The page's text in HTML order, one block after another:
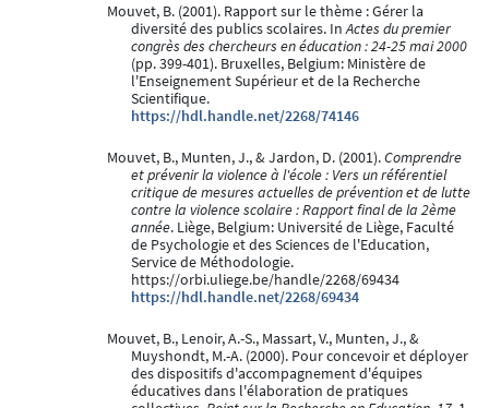
Mouvet, B. (2001). Rapport sur le thème : Gérer la
diversité des publics scolaires. InActes du premier
congrès des chercheurs en éducation : 24-25 mai 2000
(pp. 399-401). Bruxelles, Belgium: Ministère de
l'Enseignement Supérieur et de la Recherche
Scientifique.
https://hdl.handle.net/2268/74146
Mouvet, B., Munten, J., & Jardon, D. (2001).Comprendre
et prévenir la violence à l'école : Vers un référentiel
critique de mesures actuelles de prévention et de lutte
contre la violence scolaire : Rapport final de la 2ème
année. Liège, Belgium: Université de Liège, Faculté
de Psychologie et des Sciences de l'Education,
Service de Méthodologie.
https://orbi.uliege.be/handle/2268/69434
https://hdl.handle.net/2268/69434
Mouvet, B., Lenoir, A.-S., Massart, V., Munten, J., &
Muyshondt, M.-A. (2000). Pour concevoir et déployer
des dispositifs d'accompagnement d'équipes
éducatives dans l'élaboration de pratiques